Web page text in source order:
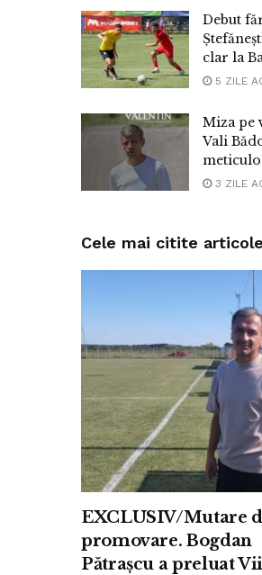
Debut
clar la
5 ZILE
Miza pe
Vali
3 ZILE
Cele mai citite articole
EXCLUSIV/Mutare
promovare. Bogdan
Pătrașcu a preluat